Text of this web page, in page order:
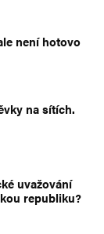
není hotovo
na sítích.
uvažování
republiku?